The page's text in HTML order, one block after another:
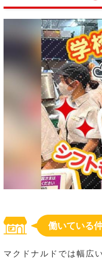
働いている
マクドナルドでは幅広